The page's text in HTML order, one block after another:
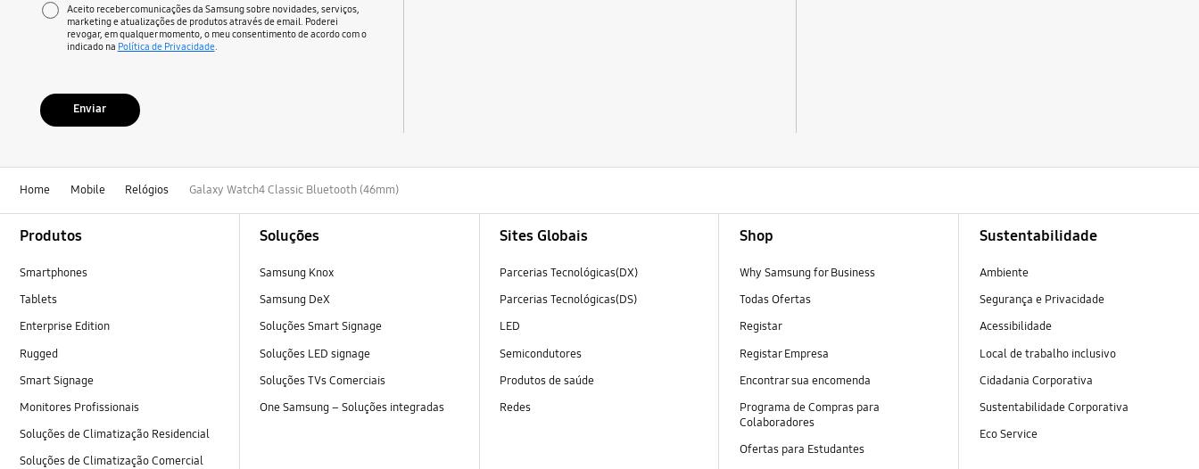
Aceito receber comunicações da Samsung sobre novidades, serviços,
marketing e atualizações de produtos através de email. Poderei
revogar, em qualquer momento, o meu consentimento de acordo com o
indicado na Política de Privacidade.
Enviar
Home Mobile Relógios Galaxy Watch4 Classic Bluetooth (46mm)
Produtos
Smartphones
Tablets
Enterprise Edition
Rugged
Smart Signage
Monitores Profissionais
Soluções de Climatização Residencial
Soluções de Climatização Comercial
Soluções
Samsung Knox
Samsung DeX
Soluções Smart Signage
Soluções LED signage
Soluções TVs Comerciais
One Samsung – Soluções integradas
Sites Globais
Parcerias Tecnológicas(DX)
Parcerias Tecnológicas(DS)
LED
Semicondutores
Produtos de saúde
Redes
Shop
Why Samsung for Business
Todas Ofertas
Registar
Registar Empresa
Encontrar sua encomenda
Programa de Compras para
Colaboradores
Ofertas para Estudantes
Sustentabilidade
Ambiente
Segurança e Privacidade
Acessibilidade
Local de trabalho inclusivo
Cidadania Corporativa
Sustentabilidade Corporativa
Eco Service